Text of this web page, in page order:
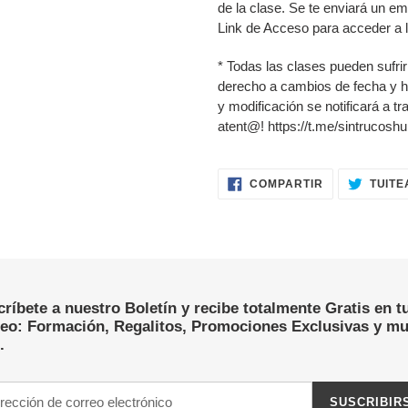
de la clase. Se te enviará un
Link de Acceso para acceder a
* Todas las clases pueden
derecho a cambios de fecha y
y modificación se notificará a
atent@! https://t.me/
COMPARTIR COMPARTIR
EN
a nuestro Boletín y recibe totalmente Gratis en
Formación, Regalitos, Promociones Exclusivas y